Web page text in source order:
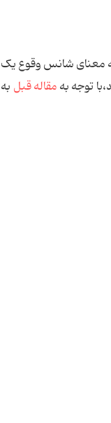
معنای شانس وقوع یک
توجه بهمقاله قبل به